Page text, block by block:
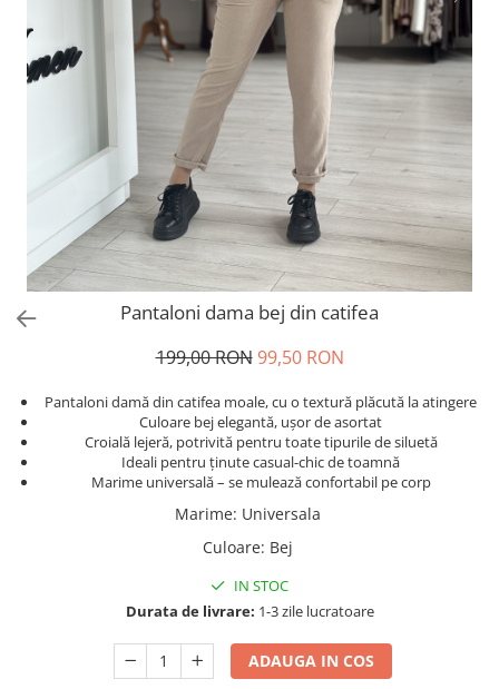
Tricouri si topuri
Rochii de eveniment
Pantaloni dama bej din catifea
199,00 RON 99,50 RON
Pantaloni damă din catifea moale, cu o textură plăcută la atingere
Culoare bej elegantă, ușor de asortat
Croială lejeră, potrivită pentru toate tipurile de siluetă
Ideali pentru ținute casual-chic de toamnă
Marime universală – se mulează confortabil pe corp
Marime: Universala
Culoare: Bej
IN STOC
Durata de livrare: 1-3 zile lucratoare
ADAUGA IN COS